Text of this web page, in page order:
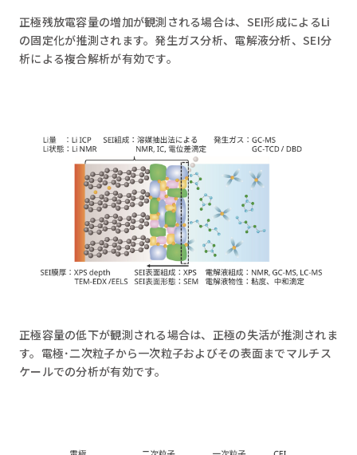
正極残放電容量の増加が観測される場合は、SEI形成によるLi
の固定化が推測されます。発生ガス分析、電解液分析、SEI分
析による複合解析が有効です。
正極容量の低下が観測される場合は、正極の失活が推測されま
す。電極･二次粒子から一次粒子およびその表面までマルチス
ケールでの分析が有効です。